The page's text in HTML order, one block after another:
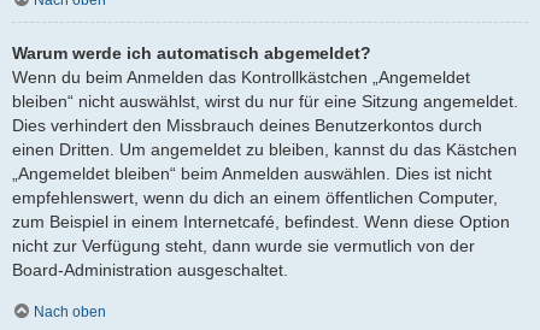
Warum werde ich automatisch abgemeldet?
Wenn du beim Anmelden das Kontrollkästchen „Angemeldet
bleiben“ nicht auswählst, wirst du nur für eine Sitzung angemeldet.
Dies verhindert den Missbrauch deines Benutzerkontos durch
einen Dritten. Um angemeldet zu bleiben, kannst du das Kästchen
„Angemeldet bleiben“ beim Anmelden auswählen. Dies ist nicht
empfehlenswert, wenn du dich an einem öffentlichen Computer,
zum Beispiel in einem Internetcafé, befindest. Wenn diese Option
nicht zur Verfügung steht, dann wurde sie vermutlich von der
Board-Administration ausgeschaltet.
Nach oben